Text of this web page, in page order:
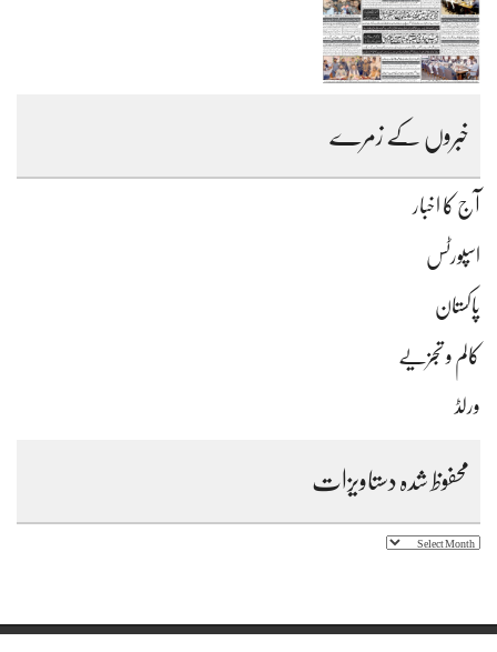
خبروں کے زمرے
آج کا اخبار
اسپورٹس
پاکستان
کالم و تجزیے
ورلڈ
محفوظ شدہ دستاویزات
محفوظ